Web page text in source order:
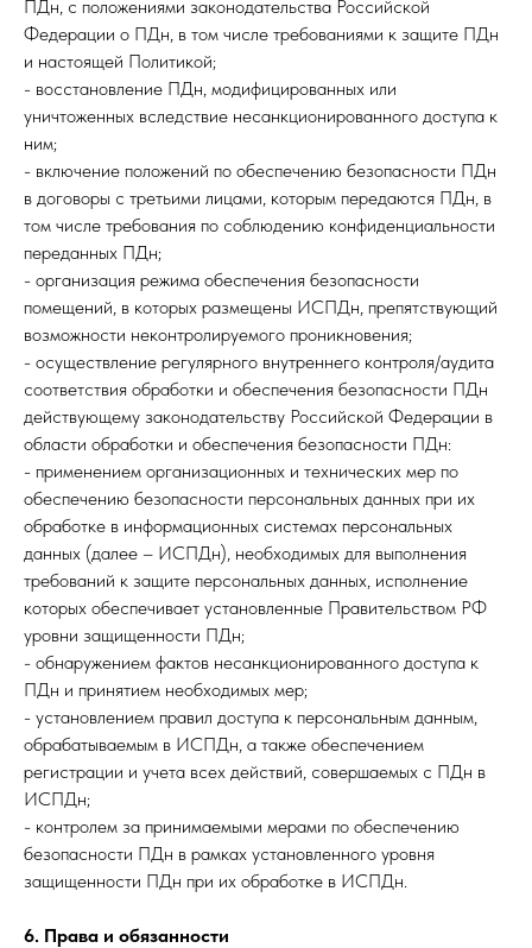
ПДн, с положениями законодательства Российской
Федерации о ПДн, в том числе требованиями к защите ПДн
и настоящей Политикой;
- восстановление ПДн, модифицированных или
уничтоженных вследствие несанкционированного доступа к
ним;
- включение положений по обеспечению безопасности ПДн
в договоры с третьими лицами, которым передаются ПДн, в
том числе требования по соблюдению конфиденциальности
переданных ПДн;
- организация режима обеспечения безопасности
помещений, в которых размещены ИСПДн, препятствующий
возможности неконтролируемого проникновения;
- осуществление регулярного внутреннего контроля/аудита
соответствия обработки и обеспечения безопасности ПДн
действующему законодательству Российской Федерации в
области обработки и обеспечения безопасности ПДн:
- применением организационных и технических мер по
обеспечению безопасности персональных данных при их
обработке в информационных системах персональных
данных (далее – ИСПДн), необходимых для выполнения
требований к защите персональных данных, исполнение
которых обеспечивает установленные Правительством РФ
уровни защищенности ПДн;
- обнаружением фактов несанкционированного доступа к
ПДн и принятием необходимых мер;
- установлением правил доступа к персональным данным,
обрабатываемым в ИСПДн, а также обеспечением
регистрации и учета всех действий, совершаемых с ПДн в
ИСПДн;
- контролем за принимаемыми мерами по обеспечению
безопасности ПДн в рамках установленного уровня
защищенности ПДн при их обработке в ИСПДн.
6. Права и обязанности